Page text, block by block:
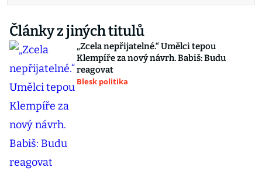
Články z jiných titulů
„Zcela nepřijatelné.“ Umělci tepou
Klempíře za nový návrh. Babiš: Budu
reagovat
Blesk politika